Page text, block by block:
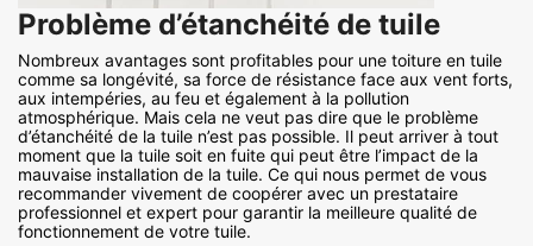
Problème d’étanchéité de tuile
Nombreux avantages sont profitables pour une toiture en tuile
comme sa longévité, sa force de résistance face aux vent forts,
aux intempéries, au feu et également à la pollution
atmosphérique. Mais cela ne veut pas dire que le problème
d’étanchéité de la tuile n’est pas possible. Il peut arriver à tout
moment que la tuile soit en fuite qui peut être l’impact de la
mauvaise installation de la tuile. Ce qui nous permet de vous
recommander vivement de coopérer avec un prestataire
professionnel et expert pour garantir la meilleure qualité de
fonctionnement de votre tuile.